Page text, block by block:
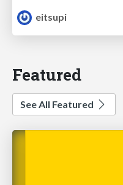
eitsupi
Featured
See All Featured